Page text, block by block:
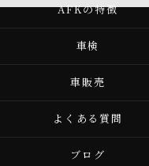
AFKの特徴
車検
車販売
よくある質問
ブログ